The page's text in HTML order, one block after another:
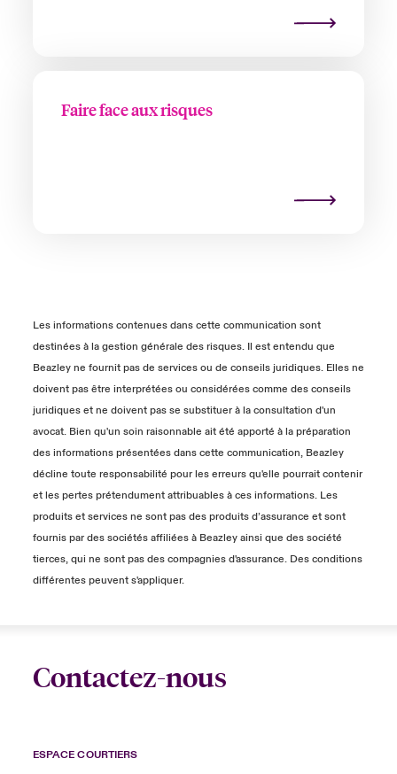
Faire face aux risques
Les informations contenues dans cette communication sont
destinées à la gestion générale des risques. Il est entendu que
Beazley ne fournit pas de services ou de conseils juridiques. Elles ne
doivent pas être interprétées ou considérées comme des conseils
juridiques et ne doivent pas se substituer à la consultation d'un
avocat. Bien qu'un soin raisonnable ait été apporté à la préparation
des informations présentées dans cette communication, Beazley
décline toute responsabilité pour les erreurs qu'elle pourrait contenir
et les pertes prétendument attribuables à ces informations. Les
produits et services ne sont pas des produits d’assurance et sont
fournis par des sociétés affiliées à Beazley ainsi que des société
tierces, qui ne sont pas des compagnies d'assurance. Des conditions
différentes peuvent s'appliquer.
Contactez-nous
ESPACE COURTIERS